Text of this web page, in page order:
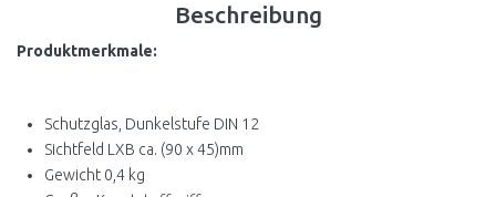
Beschreibung
Produktmerkmale:
Schutzglas, Dunkelstufe DIN 12
Sichtfeld LXB ca. (90 x 45)mm
Gewicht 0,4 kg